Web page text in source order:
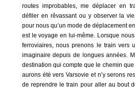
routes improbables, me déplacer en
défiler en rêvassant ou y observer la
pour nous qu’un mode de déplacement
est le voyage en lui-même. Lorsque
ferroviaires, nous prenons le train vers
imaginaire depuis de longues années.
destination qui compte que le chemin
aurons été vers Varsovie et n’y serons
de reprendre le train pour aller au bout